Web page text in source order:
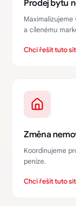
Prodej bytu
a cílenému
Chci řešit tuto
Změna
Koordinujeme
peníze.
Chci řešit tuto